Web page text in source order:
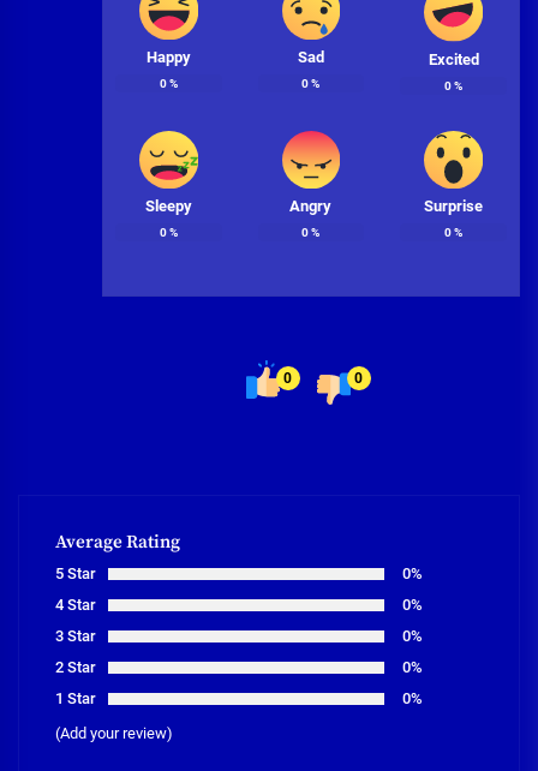
Happy
0%
Sad
0%
Excited
0%
Sleepy
0%
Angry
0%
Surprise
0%
0 0
Average Rating
5 Star
0%
4 Star
0%
3 Star
0%
2 Star
0%
1 Star
0%
(Add your review)